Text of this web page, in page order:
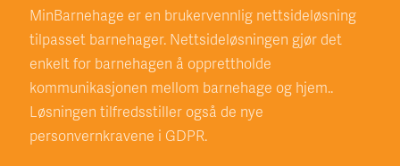
MinBarnehage er en brukervennlig nettsideløsning
tilpasset barnehager. Nettsideløsningen gjør det
enkelt for barnehagen å opprettholde
kommunikasjonen mellom barnehage og hjem..
Løsningen tilfredsstiller også de nye
personvernkravene i GDPR.